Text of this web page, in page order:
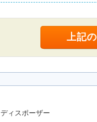
ディスポーザー